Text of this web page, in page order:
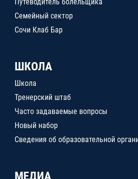
Семейный сектор
Сочи Клаб Бар
ШКОЛА
Школа
Тренерский штаб
Часто задаваемые вопросы
Новый набор
Сведения об образовательной
МЕДИА